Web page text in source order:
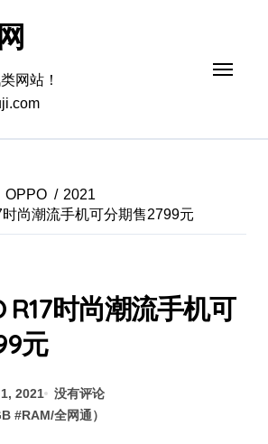
网站！
OPPO
2021
尚潮流手机可分期售2799元
R17时尚潮流手机可
元
2021
没有评论
#RAM/全网通）